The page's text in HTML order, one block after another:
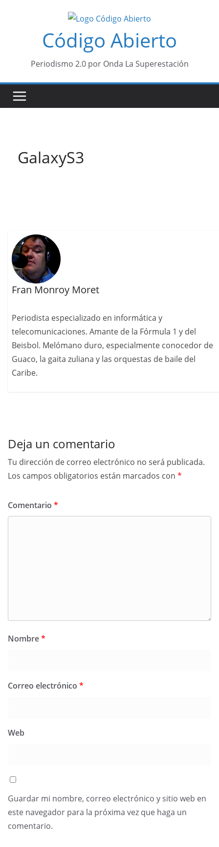
Código Abierto
Periodismo 2.0 por Onda La Superestación
GalaxyS3
Fran Monroy Moret
Periodista especializado en informática y
telecomunicaciones. Amante de la Fórmula 1 y del
Beisbol. Melómano duro, especialmente conocedor de
Guaco, la gaita zuliana y las orquestas de baile del
Caribe.
Deja un comentario
Tu dirección de correo electrónico no será publicada.
Los campos obligatorios están marcados con *
Comentario *
Nombre*
Correo electrónico *
Web
Guardar mi nombre, correo electrónico y sitio web en
este navegador para la próxima vez que haga un
comentario.